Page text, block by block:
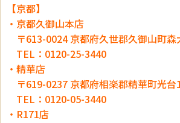
【京都】
・京都久御山本店
〒613-0024 京都府久世郡久御山町森
TEL：0120-25-3440
・精華店
〒619-0237 京都府相楽郡精華町光台
TEL：0120-05-3440
・R171店